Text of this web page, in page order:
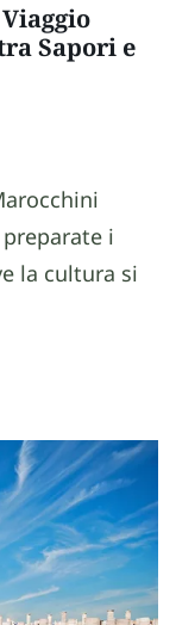
Sapori e
i
la cultura si